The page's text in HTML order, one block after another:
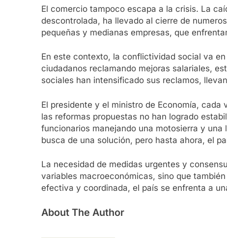
El comercio tampoco escapa a la crisis. La
descontrolada, ha llevado al cierre de
pequeñas y medianas empresas, que
En este contexto, la conflictividad social va
ciudadanos reclamando mejoras salariales,
sociales han intensificado sus reclamos,
El presidente y el ministro de Economía,
las reformas propuestas no han logrado
funcionarios manejando una motosierra y
busca de una solución, pero hasta ahora, el
La necesidad de medidas urgentes y
variables macroeconómicas, sino que
efectiva y coordinada, el país se enfrenta a
About The Author